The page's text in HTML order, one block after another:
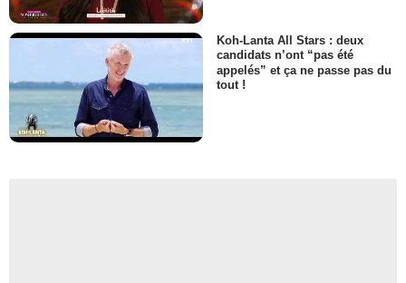
Koh-Lanta All Stars : deux
candidats n’ont “pas été
appelés” et ça ne passe pas du
tout !